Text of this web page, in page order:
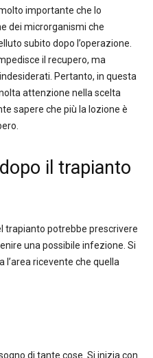
importante che lo
dei microrganismi che
subito dopo l’operazione.
il recupero, ma
Pertanto, in questa
attenzione nella scelta
sapere che più la lozione è
il trapianto
trapianto potrebbe prescrivere
una possibile infezione. Si
l’area ricevente che quella
di tante cose. Si inizia con